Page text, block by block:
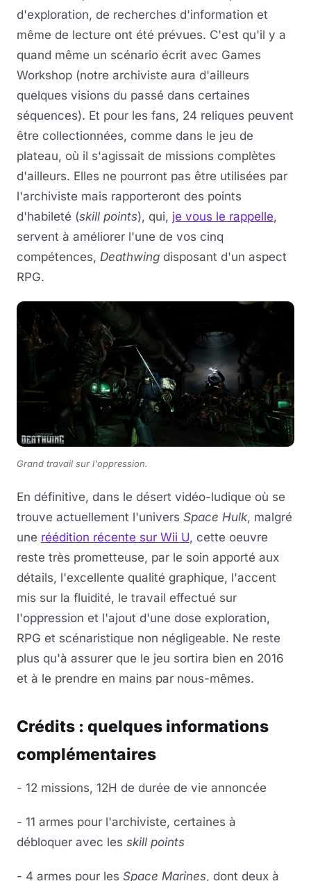
d'exploration, de recherches d'information et
même de lecture ont été prévues. C'est qu'il y a
quand même un scénario écrit avec Games
Workshop (notre archiviste aura d'ailleurs
quelques visions du passé dans certaines
séquences). Et pour les fans, 24 reliques peuvent
être collectionnées, comme dans le jeu de
plateau, où il s'agissait de missions complètes
d'ailleurs. Elles ne pourront pas être utilisées par
l'archiviste mais rapporteront des points
d'habileté (skill points), qui, je vous le rappelle,
servent à améliorer l'une de vos cinq
compétences, Deathwing disposant d'un aspect
RPG.
Grand travail sur l'oppression.
En définitive, dans le désert vidéo-ludique où se
trouve actuellement l'univers Space Hulk, malgré
une réédition récente sur Wii U, cette oeuvre
reste très prometteuse, par le soin apporté aux
détails, l'excellente qualité graphique, l'accent
mis sur la fluidité, le travail effectué sur
l'oppression et l'ajout d'une dose exploration,
RPG et scénaristique non négligeable. Ne reste
plus qu'à assurer que le jeu sortira bien en 2016
et à le prendre en mains par nous-mêmes.
Crédits : quelques informations
complémentaires
- 12 missions, 12H de durée de vie annoncée
- 11 armes pour l'archiviste, certaines à
débloquer avec les skill points
- 4 armes pour les Space Marines, dont deux à